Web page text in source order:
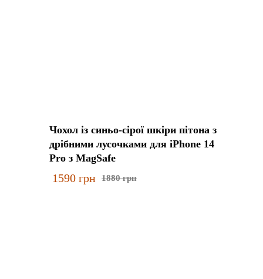
Чохол із синьо-сірої шкіри пітона з
дрібними лусочками для iPhone 14
Pro з MagSafe
1880грн
1590 грн